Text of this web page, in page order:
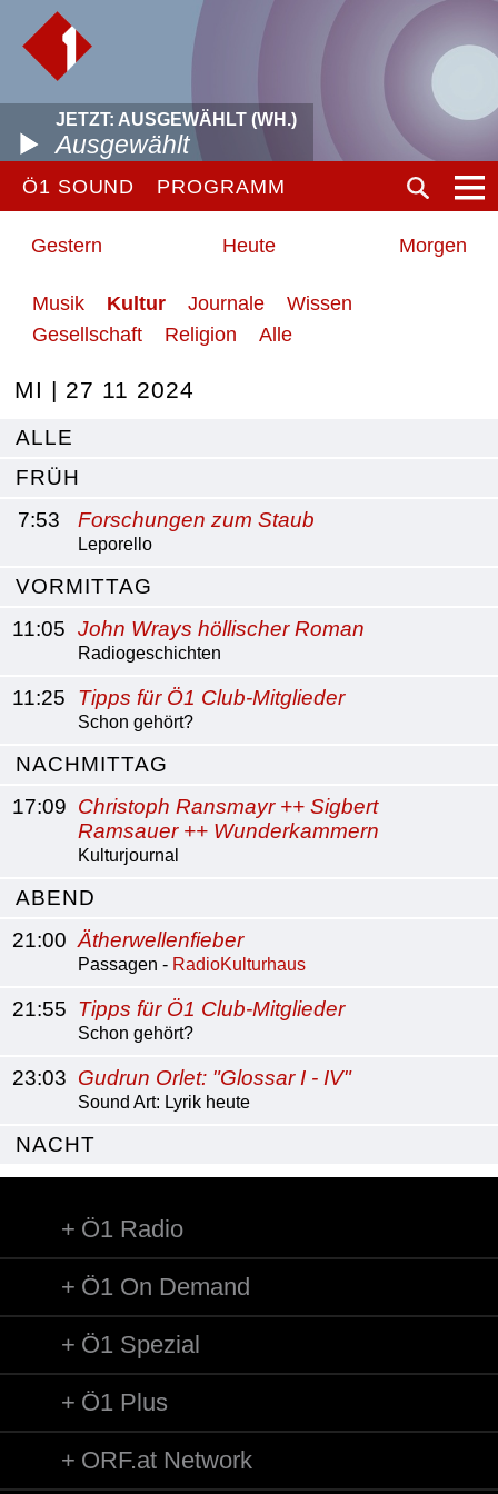
JETZT: AUSGEWÄHLT (WH.)
Ausgewählt
Ö1 SOUND PROGRAMM
Gestern Heute Morgen
Musik Kultur Journale
Wissen
Gesellschaft
Religion Alle
MI | 27 11 2024
ALLE
FRÜH
7:53
Forschungen zum Staub
Leporello
VORMITTAG
11:05 John Wrays höllischer Roman
Radiogeschichten
11:25 Tipps für Ö1 Club-Mitglieder
Schon gehört?
NACHMITTAG
17:09 Christoph Ransmayr ++ Sigbert
Ramsauer ++ Wunderkammern
Kulturjournal
ABEND
21:00 Ätherwellenfieber
Passagen - RadioKulturhaus
21:55 Tipps für Ö1 Club-Mitglieder
Schon gehört?
23:03 Gudrun Orlet: "Glossar I - IV"
Sound Art: Lyrik heute
NACHT
Ö1 Radio
Ö1 On Demand
Ö1 Spezial
Ö1 Plus
ORF.at Network